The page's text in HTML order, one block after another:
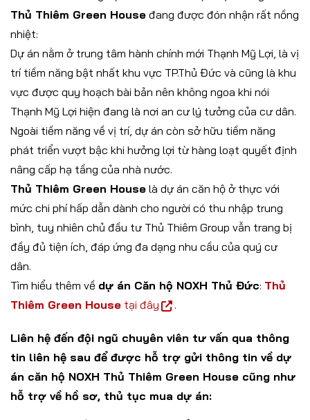
Thủ Thiêm Green House đang được đón nhận rất nồng
nhiệt:
Dự án nằm ở trung tâm hành chính mới Thạnh Mỹ Lợi, là vị
trí tiềm năng bật nhất khu vực TP.Thủ Đức và cũng là khu
vực được quy hoạch bài bản nên không ngoa khi nói
Thạnh Mỹ Lợi hiện đang là nơi an cư lý tưởng của cư dân.
Ngoài tiềm năng về vị trí, dự án còn sở hữu tiềm năng
phát triển vượt bậc khi hưởng lợi từ hàng loạt quyết định
nâng cấp hạ tầng của nhà nước.
Thủ Thiêm Green House là dự án căn hộ ở thực với
mức chi phí hấp dẫn dành cho người có thu nhập trung
bình, tuy nhiên chủ đầu tư Thủ Thiêm Group vẫn trang bị
đầy đủ tiện ích, đáp ứng đa dạng nhu cầu của quý cư
dân.
Tìm hiểu thêm về dự án Căn hộ NOXH Thủ Đức: Thủ
Thiêm Green House tại đây .
Liên hệ đến đội ngũ chuyên viên tư vấn qua thông
tin liên hệ sau để được hỗ trợ gửi thông tin về dự
án căn hộ NOXH Thủ Thiêm Green House cũng như
hỗ trợ về hồ sơ, thủ tục mua dự án: